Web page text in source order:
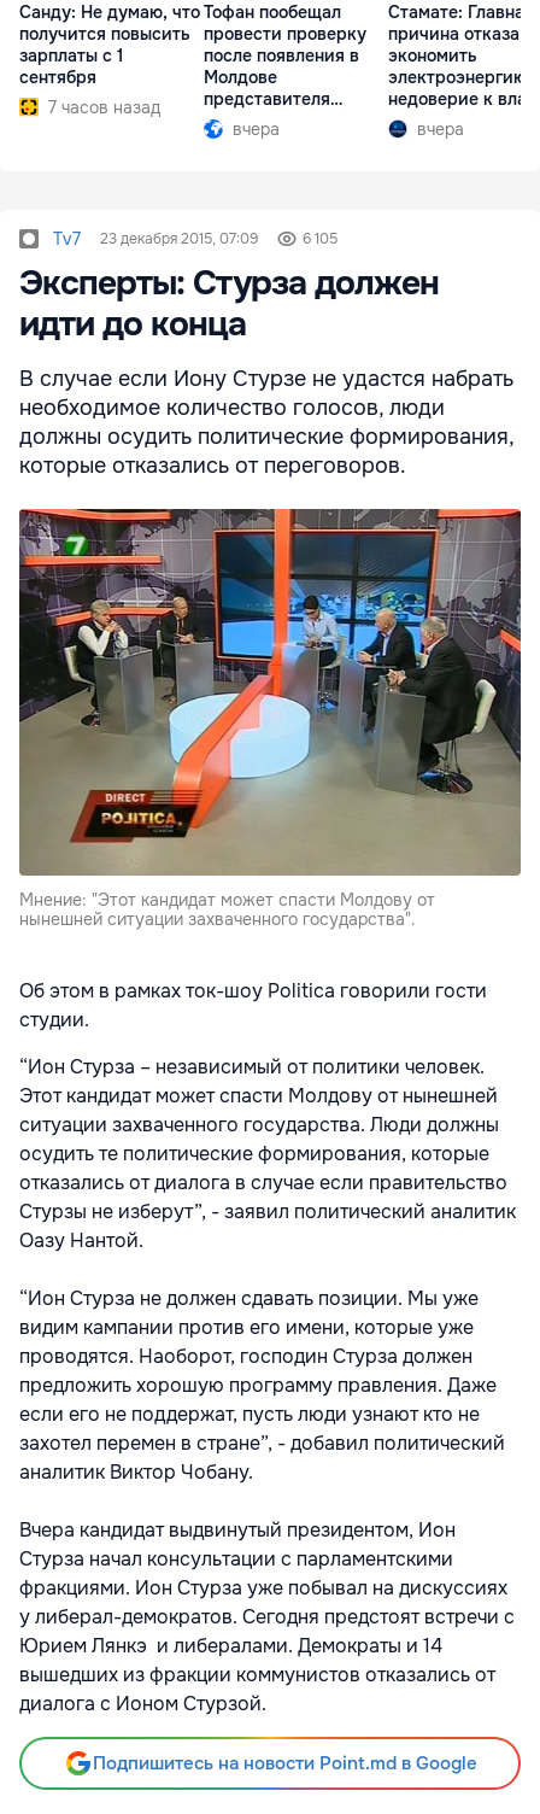
Санду: Не думаю, что
получится повысить
зарплаты с 1
сентября
7 часов назад
Тофан пообещал
провести проверку
после появления в
Молдове
представителя
Южной Осетии
вчера
Стамате: Главная
причина отказа
экономить
электроэнергию
недоверие к
вчера
Tv7 23 декабря 2015, 07:09 6 105
Эксперты: Стурза должен
идти до конца
В случае если Иону Стурзе не удастся набрать
необходимое количество голосов, люди
должны осудить политические формирования,
которые отказались от переговоров.
Мнение: "Этот кандидат может спасти Молдову от
нынешней ситуации захваченного государства".
Об этом в рамках ток-шоу Politica говорили гости
студии.
“Ион Стурза – независимый от политики человек.
Этот кандидат может спасти Молдову от нынешней
ситуации захваченного государства. Люди должны
осудить те политические формирования, которые
отказались от диалога в случае если правительство
Стурзы не изберут”, - заявил политический аналитик
Оазу Нантой.
“Ион Стурза не должен сдавать позиции. Мы уже
видим кампании против его имени, которые уже
проводятся. Наоборот, господин Стурза должен
предложить хорошую программу правления. Даже
если его не поддержат, пусть люди узнают кто не
захотел перемен в стране”, - добавил политический
аналитик Виктор Чобану.
Вчера кандидат выдвинутый президентом, Ион
Стурза начал консультации с парламентскими
фракциями. Ион Стурза уже побывал на дискуссиях
у либерал-демократов. Сегодня предстоят встречи с
Юрием Лянкэ и либералами. Демократы и 14
вышедших из фракции коммунистов отказались от
диалога с Ионом Стурзой.
Подпишитесь на новости Point.md в Google